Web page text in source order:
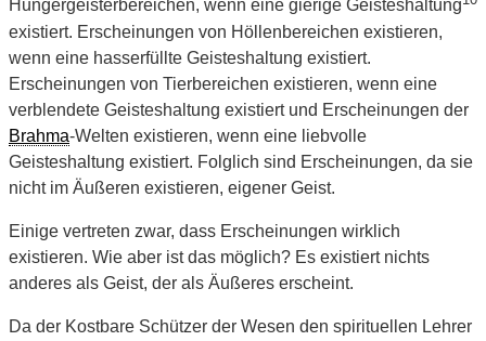
Hungergeisterbereichen, wenn eine gierige Geisteshaltung
existiert. Erscheinungen von Höllenbereichen existieren,
wenn eine hasserfüllte Geisteshaltung existiert.
Erscheinungen von Tierbereichen existieren, wenn eine
verblendete Geisteshaltung existiert und Erscheinungen der
Brahma-Welten existieren, wenn eine liebvolle
Geisteshaltung existiert. Folglich sind Erscheinungen, da sie
nicht im Äußeren existieren, eigener Geist.
Einige vertreten zwar, dass Erscheinungen wirklich
existieren. Wie aber ist das möglich? Es existiert nichts
anderes als Geist, der als Äußeres erscheint.
Da der Kostbare Schützer der Wesen den spirituellen Lehrer